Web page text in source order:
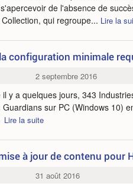
de l'absence de
qui regroupe... Lire la
configuration minimale
2 septembre 2016
y a quelques jours, 343
sur PC (Windows 10)
Lire la suite
à jour de contenu pour
31 août 2016